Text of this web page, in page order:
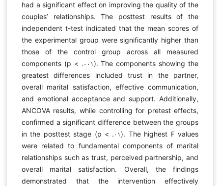
had a significant effect on improving the quality of the
couples’ relationships. The posttest results of the
independent t-test indicated that the mean scores of
the experimental group were significantly higher than
those of the control group across all measured
components (p < .۰۰۱). The components showing the
greatest differences included trust in the partner,
overall marital satisfaction, effective communication,
and emotional acceptance and support. Additionally,
ANCOVA results, while controlling for pretest effects,
confirmed a significant difference between the groups
in the posttest stage (p < .۰۱). The highest F values
were related to fundamental components of marital
relationships such as trust, perceived partnership, and
overall marital satisfaction. Overall, the findings
demonstrated that the intervention effectively